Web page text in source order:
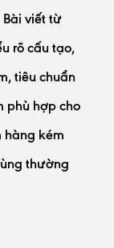
viết từ
rõ cấu tạo,
tiêu chuẩn
phù hợp cho
hàng kém
thường